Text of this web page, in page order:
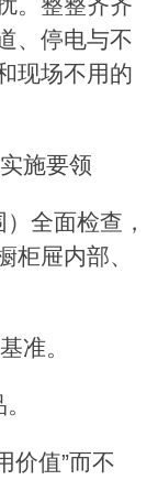
、停电与不
现场不用的
施要领
全面检查，
柜屉内部、
准。
价值”而不